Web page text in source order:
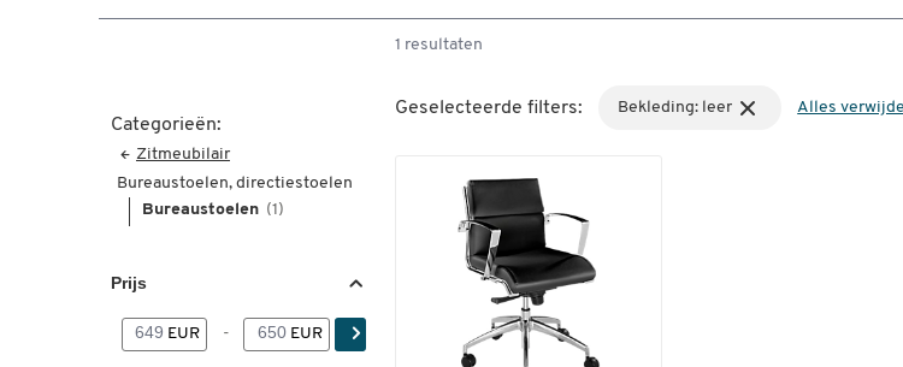
Categorieën:
Zitmeubilair
Bureaustoelen, directiestoelen
Bureaustoelen (1)
Prijs
EUR - EUR
1 resultaten
Geselecteerde filters: Bekleding: leer Alles